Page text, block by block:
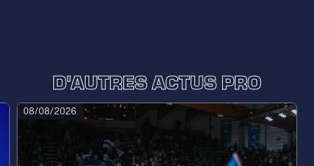
D'AUTRES ACTUS PRO
08/08/2026